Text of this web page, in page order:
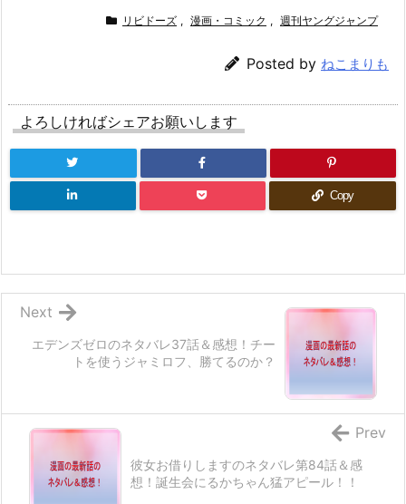
リビドーズ , 漫画・コミック , 週刊ヤングジャンプ
Posted by ねこまりも
よろしければシェアお願いします
Copy
エデンズゼロのネタバレ37話＆感想！チー
トを使うジャミロフ、勝てるのか？
Next
彼女お借りしますのネタバレ第84話＆感
想！誕生会にるかちゃん猛アピール！！
Prev